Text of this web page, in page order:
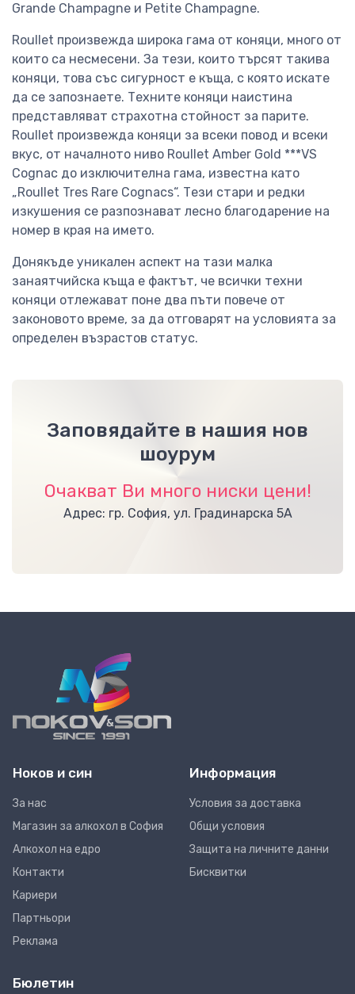
Grande Champagne и Petite Champagne.
Roullet произвежда широка гама от коняци, много от
които са несмесени. За тези, които търсят такива
коняци, това със сигурност е къща, с която искате
да се запознаете. Техните коняци наистина
представляват страхотна стойност за парите.
Roullet произвежда коняци за всеки повод и всеки
вкус, от началното ниво Roullet Amber Gold ***VS
Cognac до изключителна гама, известна като
„Roullet Tres Rare Cognacs“. Тези стари и редки
изкушения се разпознават лесно благодарение на
номер в края на името.
Донякъде уникален аспект на тази малка
занаятчийска къща е фактът, че всички техни
коняци отлежават поне два пъти повече от
законовото време, за да отговарят на условията за
определен възрастов статус.
Заповядайте в нашия нов
шоурум
Очакват Ви много ниски цени!
Адрес: гр. София, ул. Градинарска 5А
Ноков и син
За нас
Магазин за алкохол в София
Алкохол на едро
Контакти
Кариери
Партньори
Реклама
Информация
Условия за доставка
Общи условия
Защита на личните данни
Бисквитки
Бюлетин